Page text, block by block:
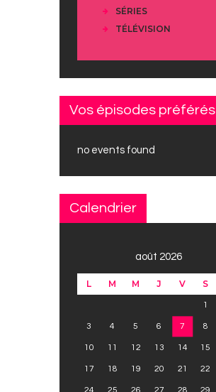
SÉRIES
TÉLÉVISION
Vos épisodes préférés
no events found
Calendrier
août 2026
L M M J V S
1
3 4 5 6 7 8
10 11 12 13 14 15
17 18 19 20 21 22
24 25 26 27 28 29